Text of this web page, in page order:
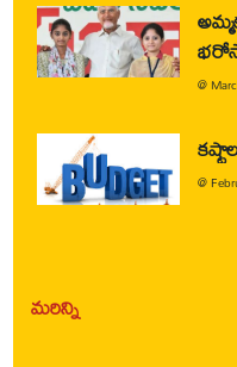
@
@
మరిన్ని